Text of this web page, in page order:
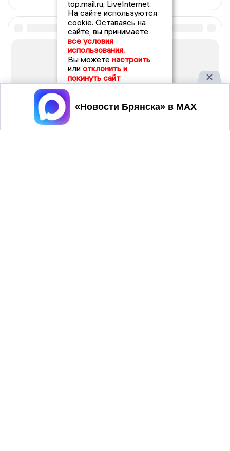
top.mail.ru, LiveInternet.
На сайте используются
cookie. Оставаясь на
сайте, вы принимаете
все условия
использования.
Вы можете настроить
или отклонить и
покинуть сайт
Принять